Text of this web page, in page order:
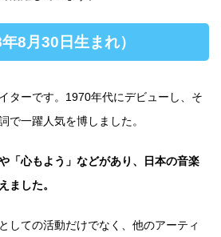
8月30日生まれ）
ターです。1970年代にデビューし、そ
で一躍人気を博しました。
「心もよう」などがあり、日本の音楽
ました。
しての活動だけでなく、他のアーティ